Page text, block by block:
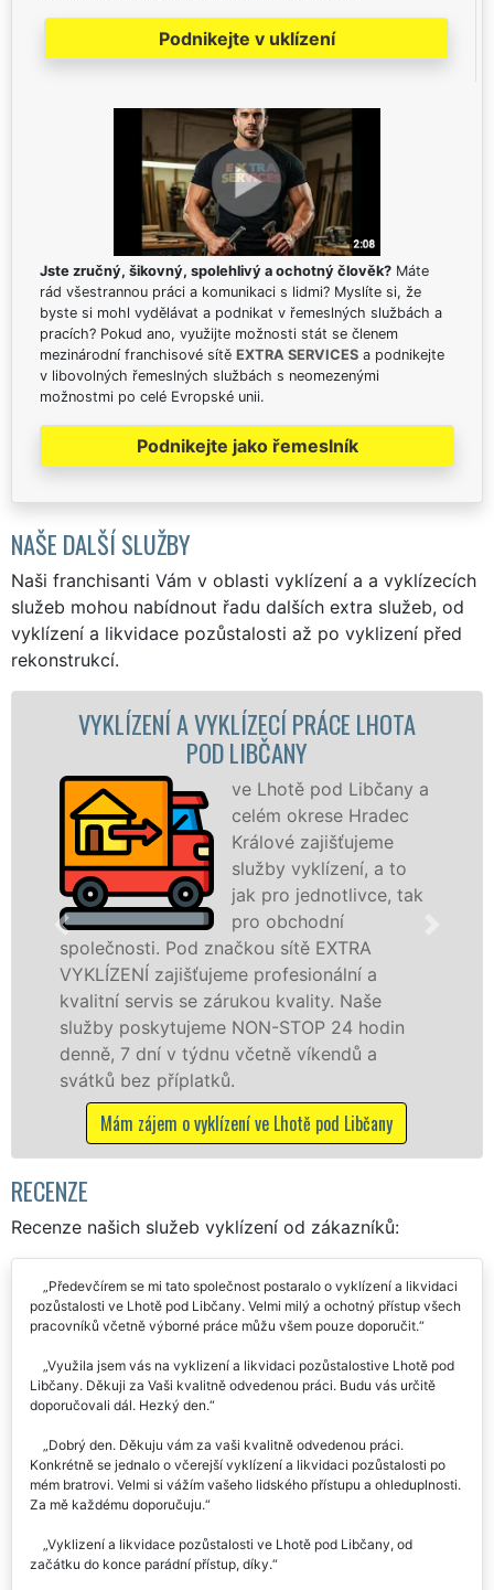
Podnikejte v uklízení
Jste zručný, šikovný, spolehlivý a ochotný člověk? Máte
rád všestrannou práci a komunikaci s lidmi? Myslíte si, že
byste si mohl vydělávat a podnikat v řemeslných službách a
pracích? Pokud ano, využijte možnosti stát se členem
mezinárodní franchisové sítě EXTRA SERVICES a podnikejte
v libovolných řemeslných službách s neomezenými
možnostmi po celé Evropské unii.
Podnikejte jako řemeslník
NAŠE DALŠÍ SLUŽBY
Naši franchisanti Vám v oblasti vyklízení a a vyklízecích
služeb mohou nabídnout řadu dalších extra služeb, od
vyklízení a likvidace pozůstalosti až po vyklizení před
rekonstrukcí.
VYKLÍZECÍ PRÁCE LHOTA
ve Lhotě pod Libčany a
celém okrese Hradec
Králové zajišťujeme
služby vyklízení, a to
jak pro jednotlivce, tak
pro obchodní
značkou sítě EXTRA
profesionální a
se zárukou kvality. Naše
NON-STOP 24 hodin
týdnu včetně víkendů a
o vyklízení ve Lhotě pod Libčany
VYKLÍZECÍ
ve Lhotě pod
tuto službu jak
osobám se
práce, a to
RECENZE
Recenze našich služeb vyklízení od zákazníků:
Předevčírem se mi tato společnost postaralo o vyklízení a likvidaci
pozůstalosti ve Lhotě pod Libčany. Velmi milý a ochotný přístup všech
pracovníků včetně výborné práce můžu všem pouze doporučit.
Využila jsem vás na vyklizení a likvidaci pozůstalostive Lhotě pod
Libčany. Děkuji za Vaši kvalitně odvedenou práci. Budu vás určitě
doporučovali dál. Hezký den.
Dobrý den. Děkuju vám za vaši kvalitně odvedenou práci.
Konkrétně se jednalo o včerejší vyklízení a likvidaci pozůstalosti po
mém bratrovi. Velmi si vážím vašeho lidského přístupu a ohleduplnosti.
Za mě každému doporučuju.
Vyklizení a likvidace pozůstalosti ve Lhotě pod Libčany, od
začátku do konce parádní přístup, díky.